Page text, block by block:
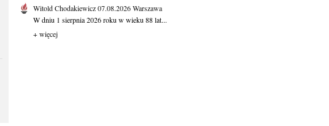
Witold Chodakiewicz07.08.2026Warszawa
W dniu 1 sierpnia 2026 roku w wieku 88 lat...
+ więcej